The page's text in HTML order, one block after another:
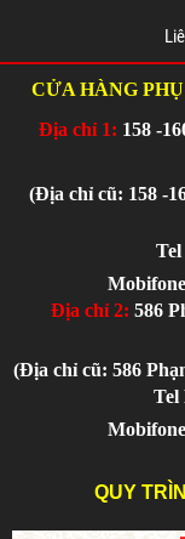
CỬA HÀNG
Địa chỉ 1: 158 -
(Địa chỉ cũ: 158 -
Tel
Địa chỉ 2: 586
(Địa chỉ cũ: 586
Tel
QUY